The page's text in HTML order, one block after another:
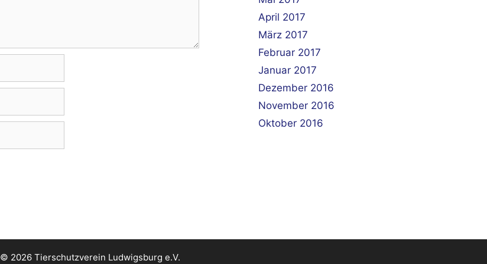
April 2017
März 2017
Februar 2017
Januar 2017
Dezember 2016
November 2016
Oktober 2016
© 2026 Tierschutzverein Ludwigsburg e.V.